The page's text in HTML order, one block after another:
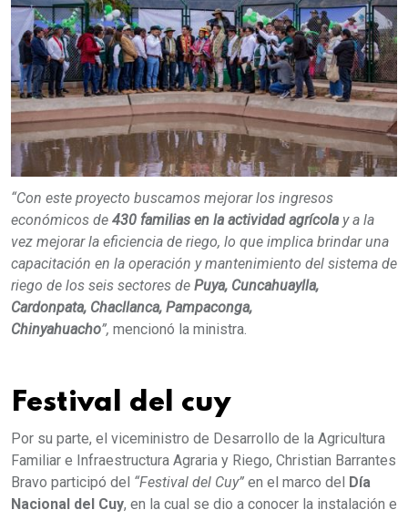
“Con este proyecto buscamos mejorar los ingresos
económicos de 430 familias en la actividad agrícola y a la
vez mejorar la eficiencia de riego, lo que implica brindar una
capacitación en la operación y mantenimiento del sistema de
riego de los seis sectores de Puya, Cuncahuaylla,
Cardonpata, Chacllanca, Pampaconga,
Chinyahuacho”, mencionó la ministra.
Festival del cuy
Por su parte, el viceministro de Desarrollo de la Agricultura
Familiar e Infraestructura Agraria y Riego, Christian Barrantes
Bravo participó del “Festival del Cuy” en el marco del
Día
Nacional del Cuy, en la cual se dio a conocer la instalación e